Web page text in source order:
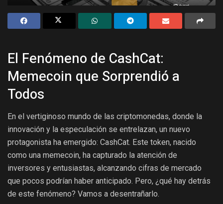
El Fenómeno de CashCat:
Memecoin que Sorprendió a
Todos
En el vertiginoso mundo de las criptomonedas, donde la
innovación y la especulación se entrelazan, un nuevo
protagonista ha emergido: CashCat. Este token, nacido
como una memecoin, ha capturado la atención de
inversores y entusiastas, alcanzando cifras de mercado
que pocos podrían haber anticipado. Pero, ¿qué hay detrás
de este fenómeno? Vamos a desentrañarlo.